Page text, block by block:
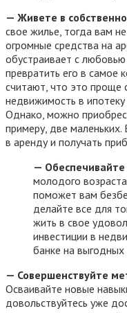
— Живете в
свое жилье, тогда вам
огромные средства на
обустраивает с
превратить его в самое
считают, что это проще
недвижимость в
Однако, можно
примеру, две
в аренду и получать
—
молодого
поможет вам
делайте все для
жить в свое
инвестиции в
банке на выгодных
— Совершенствуйте
Осваивайте новые
довольствуйтесь уже